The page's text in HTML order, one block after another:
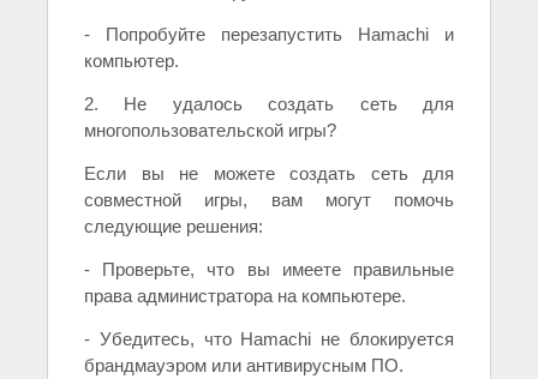
- Попробуйте перезапустить Hamachi и
компьютер.
2. Не удалось создать сеть для
многопользовательской игры?
Если вы не можете создать сеть для
совместной игры, вам могут помочь
следующие решения:
- Проверьте, что вы имеете правильные
права администратора на компьютере.
- Убедитесь, что Hamachi не блокируется
брандмауэром или антивирусным ПО.